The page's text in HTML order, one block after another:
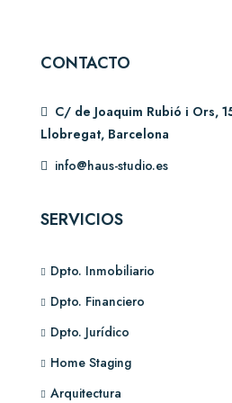
CONTACTO
C/ de Joaquim Rubió i Ors,
Llobregat, Barcelona
info@haus-studio.es
SERVICIOS
Dpto. Inmobiliario
Dpto. Financiero
Dpto. Jurídico
Home Staging
Arquitectura